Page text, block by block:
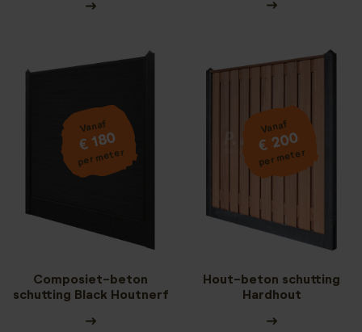
Vanaf
€ 180
per meter
Composiet-beton
schutting Black Houtnerf
Vanaf
€ 200
per meter
Hout-beton schutting
Hardhout